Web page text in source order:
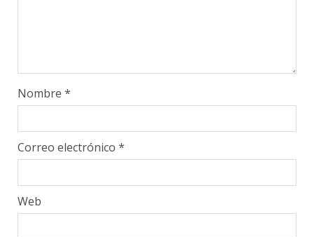
Nombre *
Correo electrónico *
Web